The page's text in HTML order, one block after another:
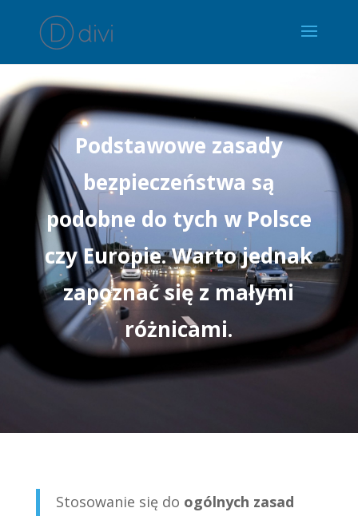
Podstawowe zasady
bezpieczeństwa są
podobne do tych w Polsce
czy Europie. Warto jednak
zapoznać się z małymi
różnicami.
Stosowanie się do ogólnych zasad